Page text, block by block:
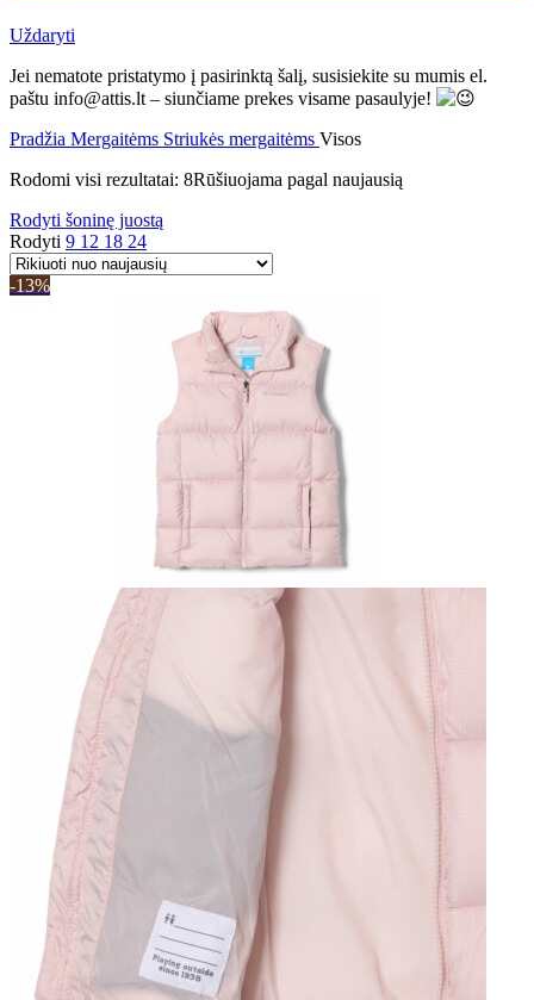
Uždaryti
Jei nematote pristatymo į pasirinktą šalį, susisiekite su mumis el.
paštu info@attis.lt – siunčiame prekes visame pasaulyje!
Pradžia Mergaitėms Striukės mergaitėms Visos
Rodomi visi rezultatai: 8Rūšiuojama pagal naujausią
Rodyti šoninę juostą
Rodyti 9 12 18 24
-13%